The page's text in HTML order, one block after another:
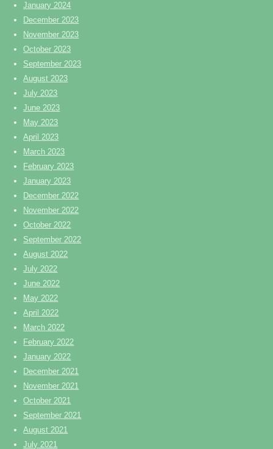
January 2024
December 2023
November 2023
October 2023
September 2023
August 2023
July 2023
June 2023
May 2023
April 2023
March 2023
February 2023
January 2023
December 2022
November 2022
October 2022
September 2022
August 2022
July 2022
June 2022
May 2022
April 2022
March 2022
February 2022
January 2022
December 2021
November 2021
October 2021
September 2021
August 2021
July 2021